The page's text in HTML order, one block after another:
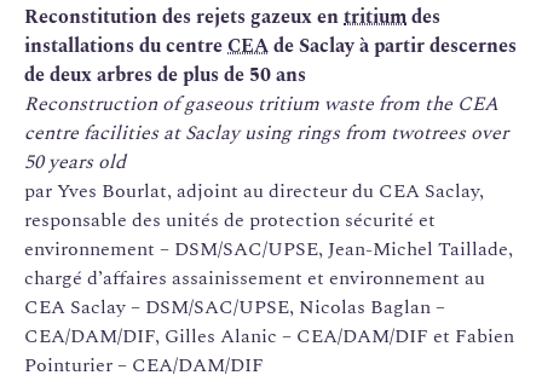
Reconstitution des rejets gazeux entritiumdes
installations du centreCEAde Saclay à partir descernes
de deux arbres de plus de 50 ans
Reconstruction of gaseous tritium waste from the CEA
centre facilities at Saclay using rings from twotrees over
50 years old
par Yves Bourlat, adjoint au directeur du CEA Saclay,
responsable des unités de protection sécurité et
environnement – DSM/SAC/UPSE, Jean-Michel Taillade,
chargé d’affaires assainissement et environnement au
CEA Saclay – DSM/SAC/UPSE, Nicolas Baglan –
CEA/DAM/DIF, Gilles Alanic – CEA/DAM/DIF et Fabien
Pointurier – CEA/DAM/DIF